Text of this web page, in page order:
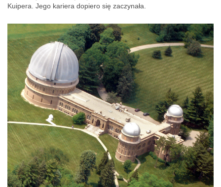
Kuipera. Jego kariera dopiero się zaczynała.